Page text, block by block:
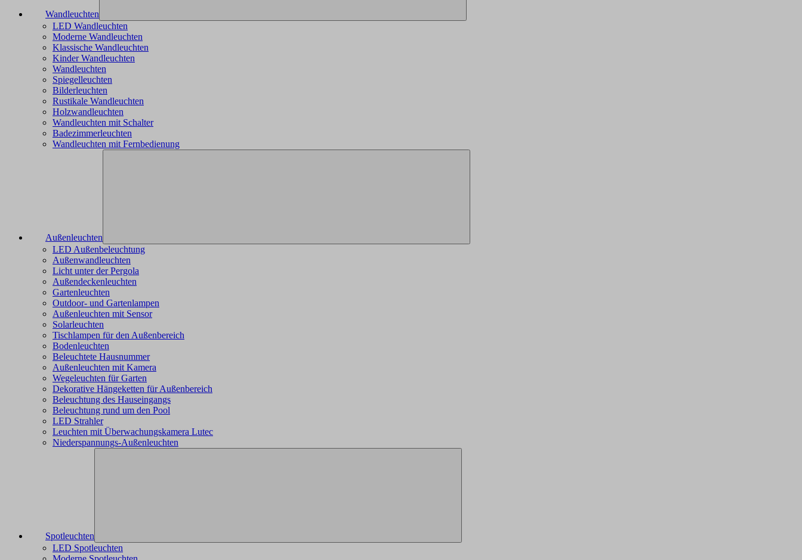
Wandleuchten
LED Wandleuchten
Moderne Wandleuchten
Klassische Wandleuchten
Kinder Wandleuchten
Wandleuchten
Spiegelleuchten
Bilderleuchten
Rustikale Wandleuchten
Holzwandleuchten
Wandleuchten mit Schalter
Badezimmerleuchten
Wandleuchten mit Fernbedienung
Außenleuchten
LED Außenbeleuchtung
Außenwandleuchten
Licht unter der Pergola
Außendeckenleuchten
Gartenleuchten
Outdoor- und Gartenlampen
Außenleuchten mit Sensor
Solarleuchten
Tischlampen für den Außenbereich
Bodenleuchten
Beleuchtete Hausnummer
Außenleuchten mit Kamera
Wegeleuchten für Garten
Dekorative Hängeketten für Außenbereich
Beleuchtung des Hauseingangs
Beleuchtung rund um den Pool
LED Strahler
Leuchten mit Überwachungskamera Lutec
Niederspannungs-Außenleuchten
Spotleuchten
LED Spotleuchten